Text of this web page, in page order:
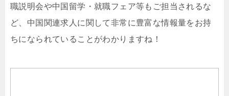
職説明会や中国留学・就職フェア等もご担当されるな
ど、中国関連求人に関して非常に豊富な情報量をお持
ちになられていることがわかりますね！